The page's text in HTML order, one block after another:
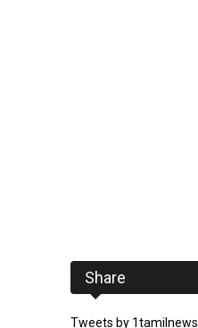
Share
Tweets by 1tamilnews